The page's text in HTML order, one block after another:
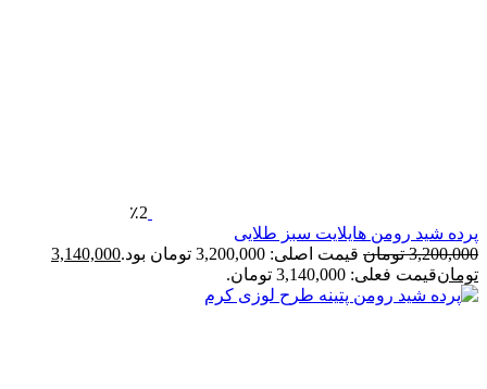
٪2
شید رومن هایلایت سبز طلایی
تومان قیمت اصلی: 3,200,000 تومان بود.
3,140,000
قیمت فعلی: 3,140,000 تومان.